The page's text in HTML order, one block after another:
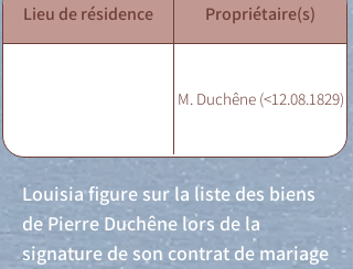
Lieu de résidence Propriétaire(s)
M. Duchêne (<12.08.1829)
Louisia figure sur la liste des biens
de Pierre Duchêne lors de la
signature de son contrat de mariage